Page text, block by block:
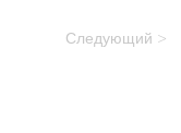
Следующий >